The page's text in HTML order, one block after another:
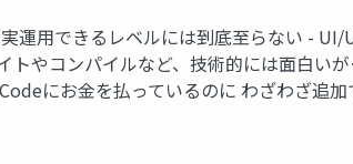
運用できるレベルには到底至らない -
やコンパイルなど、技術的には面白い
にお金を払っているのに わざわざ追